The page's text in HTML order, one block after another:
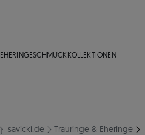
EHERINGESCHMUCKKOLLEKTIONEN
savicki.de Trauringe & Eheringe